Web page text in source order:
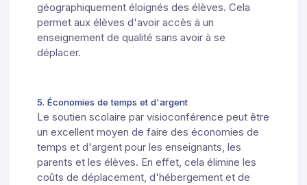
géographiquement éloignés des élèves. Cela
permet aux élèves d'avoir accès à un
enseignement de qualité sans avoir à se
déplacer.
5. Économies de temps et d'argent
Le soutien scolaire par visioconférence peut être
un excellent moyen de faire des économies de
temps et d'argent pour les enseignants, les
parents et les élèves. En effet, cela élimine les
coûts de déplacement, d'hébergement et de